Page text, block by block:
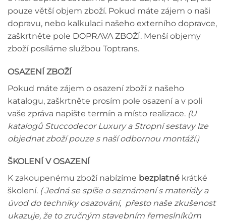
pouze větší objem zboží. Pokud máte zájem o naši
dopravu, nebo kalkulaci našeho externího dopravce,
zaškrtněte pole DOPRAVA ZBOŽÍ. Menší objemy
zboží posíláme službou Toptrans.
OSAZENÍ ZBOŽÍ
Pokud máte zájem o osazení zboží z našeho
katalogu, zaškrtněte prosím pole osazení a v poli
vaše zpráva napište termín a místo realizace. (U
katalogů Stuccodecor Luxury a Stropní sestavy lze
objednat zboží pouze s naší odbornou montáží.)
ŠKOLENÍ V OSAZENÍ
K zakoupenému zboží nabízíme bezplatné krátké
školení. ( Jedná se spíše o seznámení s materiály a
úvod do techniky osazování, přesto naše zkušenost
ukazuje, že to zručným stavebním řemeslníkům